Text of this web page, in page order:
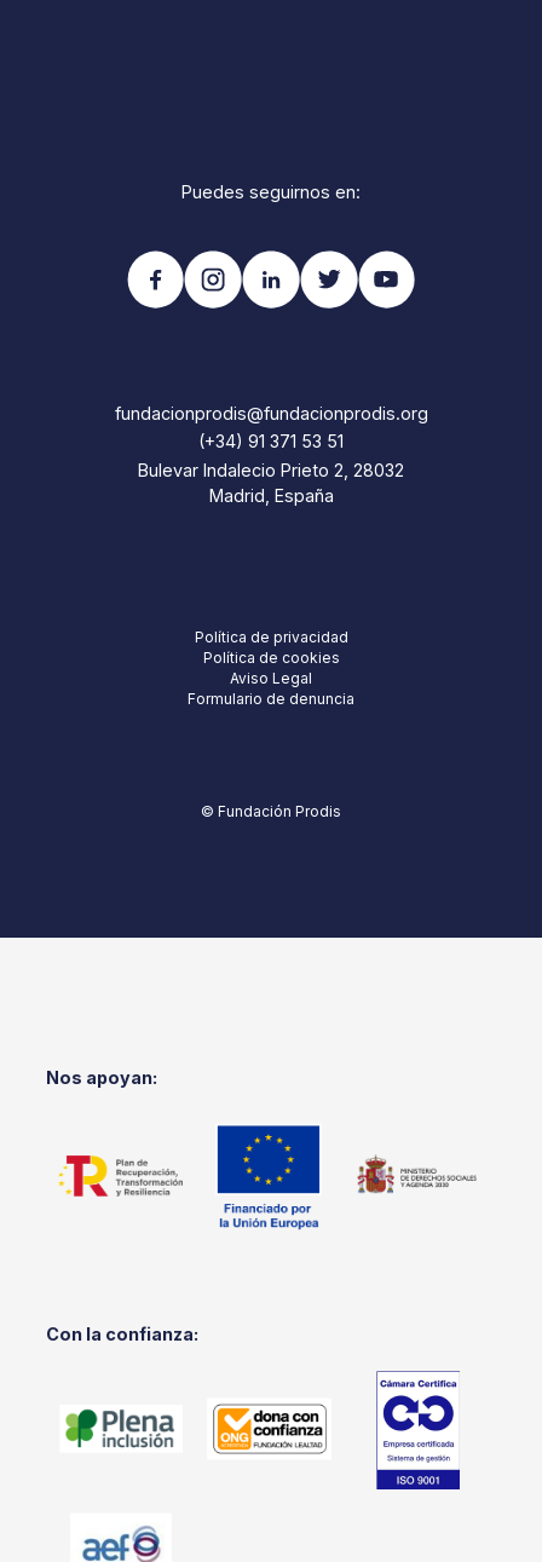
Puedes seguirnos en:
fundacionprodis@fundacionprodis.org
(+34) 91 371 53 51
Bulevar Indalecio Prieto 2, 28032
Madrid, España
Política de privacidad
Política de cookies
Aviso Legal
Formulario de denuncia
© Fundación Prodis
Nos apoyan:
Con la confianza: